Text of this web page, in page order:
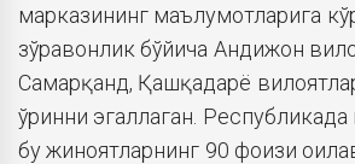
марказининг маълумотларига
зўравонлик бўйича Андижон
Самарқанд, Қашқадарё
ўринни эгаллаган. Республикада
бу жиноятларнинг 90 фоизи